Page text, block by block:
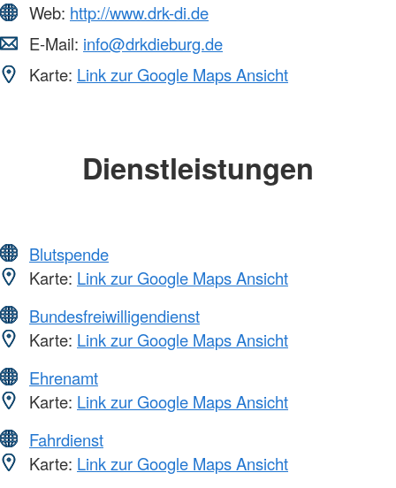
Web: http://www.drk-di.de
E-Mail: info@drkdieburg.de
Karte: Link zur Google Maps Ansicht
Dienstleistungen
Blutspende
Karte: Link zur Google Maps Ansicht
Bundesfreiwilligendienst
Karte: Link zur Google Maps Ansicht
Ehrenamt
Karte: Link zur Google Maps Ansicht
Fahrdienst
Karte: Link zur Google Maps Ansicht